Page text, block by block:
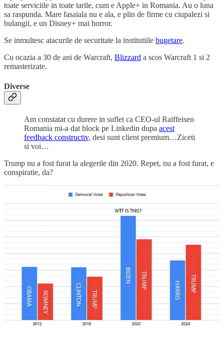
toate serviciile in toate tarile, cum e Apple+ in Romania. Au o luna
sa raspunda. Mare fasaiala nu e ala, e plin de firme cu ciupalezi si
bulangii, e un Disney+ mai horror.
Se inmultesc atacurile de securitate la institutiile bugetare.
Cu ocazia a 30 de ani de Warcraft, Blizzard a scos Warcraft 1 si 2
remasterizate.
Diverse
Am constatat cu durere in suflet ca CEO-ul Raiffeisen
Romania mi-a dat block pe Linkedin dupa acest
feedback constructiv, desi sunt client premium…Ziceti
si voi…
Trump nu a fost furat la alegerile din 2020. Repet, nu a fost furat, e
conspiratie, da?
Avem 5500gospodarii in Romania, care nu au avut niciodata
electricitate.
foarte misto al constructiilor din Romania.